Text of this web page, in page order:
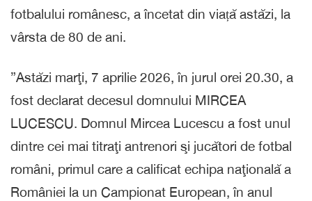
fotbalului românesc, a încetat din viață astăzi, la
vârsta de 80 de ani.
”Astăzi marţi, 7 aprilie 2026, în jurul orei 20.30, a
fost declarat decesul domnului MIRCEA
LUCESCU. Domnul Mircea Lucescu a fost unul
dintre cei mai titraţi antrenori şi jucători de fotbal
români, primul care a calificat echipa naţională a
României la un Campionat European, în anul